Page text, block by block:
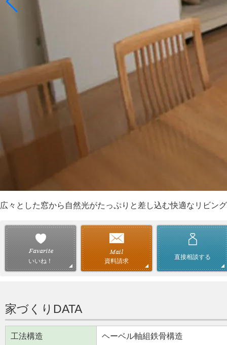
広々とした窓から自然光がたっぷりと差し込む快適なリビング
いいね！ 資料請求
直接相談する
家づくりDATA
工法構造 ヘーベル軸組鉄骨構造